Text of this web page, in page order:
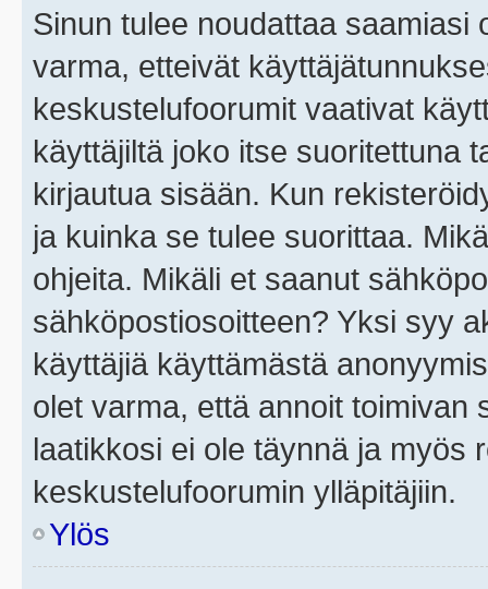
Sinun tulee noudattaa saamiasi
varma, etteivät
keskustelufoorumit vaativat
käyttäjiltä joko itse suoritettuna
kirjautua sisään. Kun
ja kuinka se tulee suorittaa.
ohjeita. Mikäli et saanut
sähköpostiosoitteen? Yksi syy
käyttäjiä käyttämästä
olet varma, että annoit toimivan
laatikkosi ei ole täynnä ja myös
keskustelufoorumin ylläpitäjiin.
Ylös